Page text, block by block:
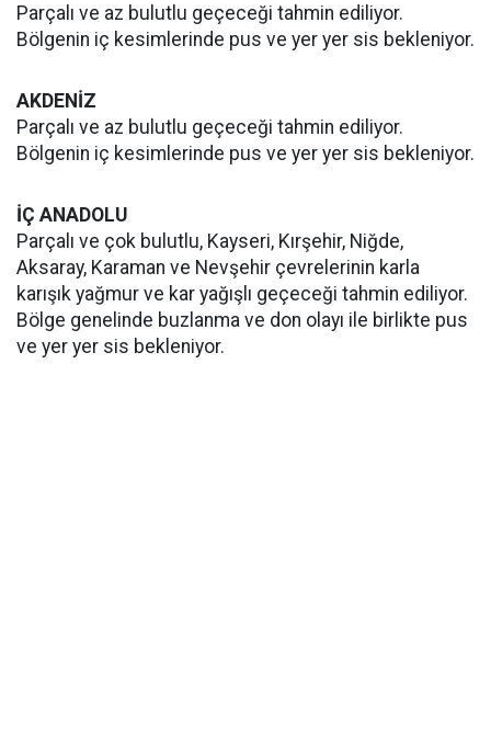
Parçalı ve az bulutlu geçeceği tahmin ediliyor.
Bölgenin iç kesimlerinde pus ve yer yer sis bekleniyor.
AKDENİZ
Parçalı ve az bulutlu geçeceği tahmin ediliyor.
Bölgenin iç kesimlerinde pus ve yer yer sis bekleniyor.
İÇ ANADOLU
Parçalı ve çok bulutlu, Kayseri, Kırşehir, Niğde,
Aksaray, Karaman ve Nevşehir çevrelerinin karla
karışık yağmur ve kar yağışlı geçeceği tahmin ediliyor.
Bölge genelinde buzlanma ve don olayı ile birlikte pus
ve yer yer sis bekleniyor.